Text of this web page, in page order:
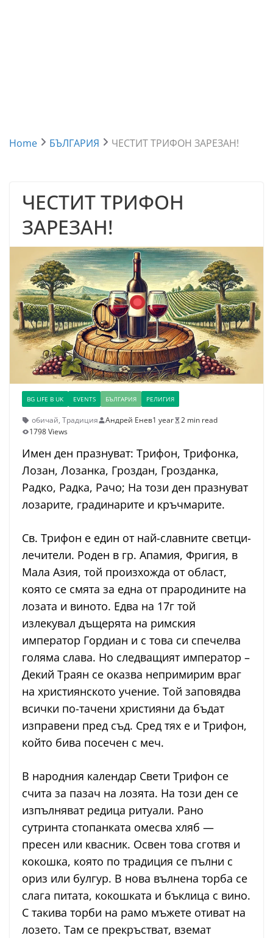
Home БЪЛГАРИЯ ЧЕСТИТ ТРИФОН ЗАРЕЗАН!
ЧЕСТИТ ТРИФОН
ЗАРЕЗАН!
BG LIFE В UK EVENTS БЪЛГАРИЯ РЕЛИГИЯ
обичай, Традиция Андрей Енев1 year
2 min read
1798 Views
Имен ден празнуват: Трифон, Трифонка,
Лозан, Лозанка, Гроздан, Грозданка,
Радко, Радка, Рачо; На този ден празнуват
лозарите, градинарите и кръчмарите.
Св. Трифон е един от най-славните светци-
лечители. Роден в гр. Апамия, Фригия, в
Мала Азия, той произхожда от област,
която се смята за една от прародините на
лозата и виното. Едва на 17г той
излекувал дъщерята на римския
император Гордиан и с това си спечелва
голяма слава. Но следващият император –
Декий Траян се оказва непримирим враг
на християнското учение. Той заповядва
всички по-тачени християни да бъдат
изправени пред съд. Сред тях е и Трифон,
който бива посечен с меч.
В народния календар Свети Трифон се
счита за пазач на лозята. На този ден се
изпълняват редица ритуали. Рано
сутринта стопанката омесва хляб —
пресен или квасник. Освен това сготвя и
кокошка, която по традиция се пълни с
ориз или булгур. В нова вълнена торба се
слага питата, кокошката и бъклица с вино.
С такива торби на рамо мъжете отиват на
лозето. Там се прекръстват, вземат